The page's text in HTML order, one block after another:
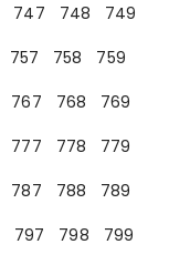
747 748
749
757 758
759
767 768
769
777 778
779
787 788
789
797 798 799